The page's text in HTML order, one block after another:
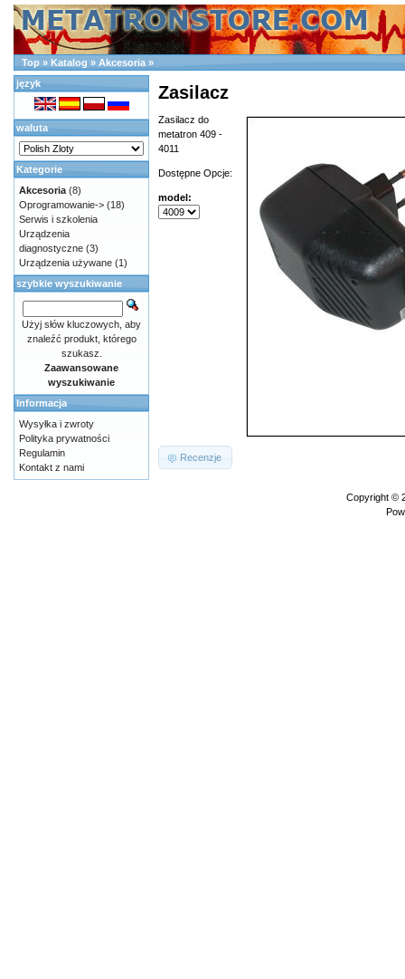
Top » Katalog » Akcesoria »
Zasilacz
Zasilacz do
metatron 409 -
4011
Dostępne Opcje:
model:
Recenzje
język
waluta
Kategorie
Akcesoria (8)
Oprogramowanie-> (18)
Serwis i szkolenia
Urządzenia
diagnostyczne (3)
Urządzenia używane (1)
szybkie wyszukiwanie
Użyj słów kluczowych, aby
znaleźć produkt, którego
szukasz.
Zaawansowane
wyszukiwanie
Informacja
Wysyłka i zwroty
Polityka prywatności
Regulamin
Kontakt z nami
Copyright ©